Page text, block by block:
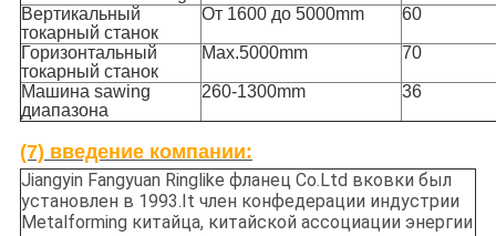
Вертикальный
токарный станок
От 1600 до 5000mm 60
Горизонтальный
токарный станок
Max.5000mm 70
Машина sawing
диапазона
260-1300mm 36
(7) введение компании:
Jiangyin Fangyuan Ringlike фланец Co.Ltd вковки был
установлен в 1993.It член конфедерации индустрии
Metalforming китайца, китайской ассоциации энергии